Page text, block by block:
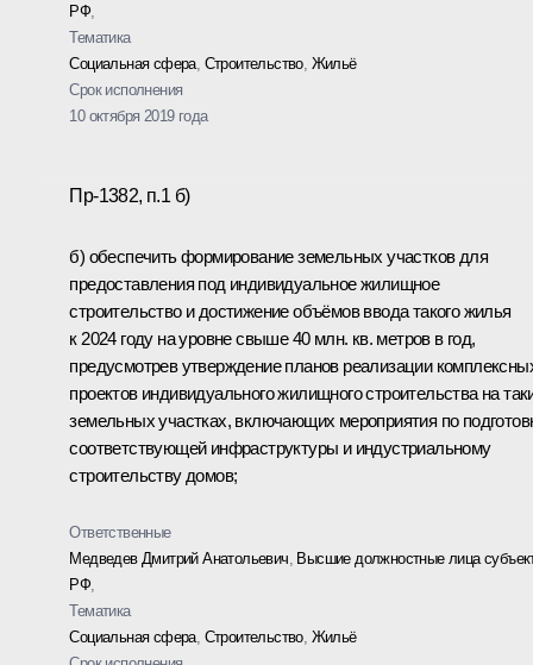
РФ,
Тематика
Социальная сфера, Строительство, Жильё
Срок исполнения
10 октября 2019 года
Пр-1382, п.1 б)
б) обеспечить формирование земельных участков для
предоставления под индивидуальное жилищное
строительство и достижение объёмов ввода такого жилья
к 2024 году на уровне свыше 40 млн. кв. метров в год,
предусмотрев утверждение планов реализации
проектов индивидуального жилищного строительства на
земельных участках, включающих мероприятия по
соответствующей инфраструктуры и индустриальному
строительству домов;
Ответственные
Медведев Дмитрий Анатольевич Высшие должностные лица
РФ,
Тематика
Социальная сфера, Строительство, Жильё